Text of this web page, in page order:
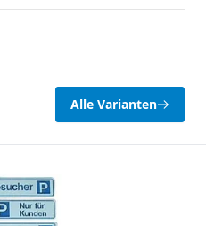
Alle Varianten